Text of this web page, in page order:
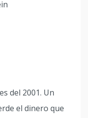
del 2001. Un
el dinero que